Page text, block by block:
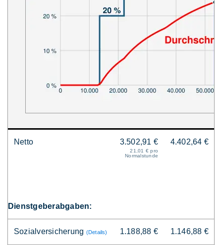
Netto 3.502,91 €
21,01 € pro
Normalstunde
4.402,64 €
Dienstgeberabgaben:
Sozialversicherung (Details) 1.188,88 € 1.146,88 €